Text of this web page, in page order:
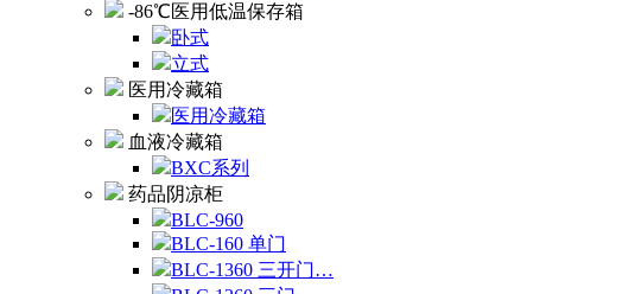
-86℃医用低温保存箱
卧式
立式
医用冷藏箱
医用冷藏箱
血液冷藏箱
BXC系列
药品阴凉柜
BLC-960
BLC-160 单门
BLC-1360 三开门…